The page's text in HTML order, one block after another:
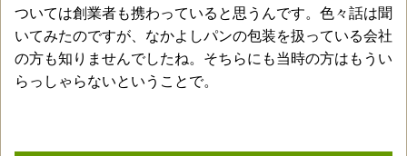
ついては創業者も携わっていると思うんです。色々話は聞
いてみたのですが、なかよしパンの包装を扱っている会社
の方も知りませんでしたね。そちらにも当時の方はもうい
らっしゃらないということで。